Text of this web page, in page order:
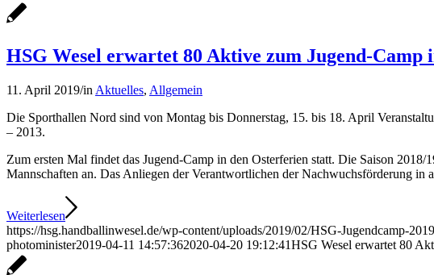
HSG Wesel erwartet 80 Aktive zum Jugend-Camp
11. April 2019/in Aktuelles, Allgemein
Die Sporthallen Nord sind von Montag bis Donnerstag, 15. bis 18. April
– 2013.
Zum ersten Mal findet das Jugend-Camp in den Osterferien statt. Die Saison
Mannschaften an. Das Anliegen der Verantwortlichen der Nachwuchsförderung in
Weiterlesen
https://hsg.handballinwesel.de/wp-content/uploads/2019/02/HSG-Jugendcamp-
photominister2019-04-11 14:57:362020-04-20 19:12:41HSG Wesel erwartet 80